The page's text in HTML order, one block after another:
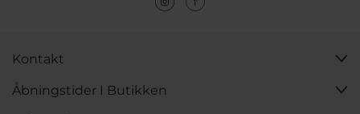
Kontakt
Åbningstider I Butikken